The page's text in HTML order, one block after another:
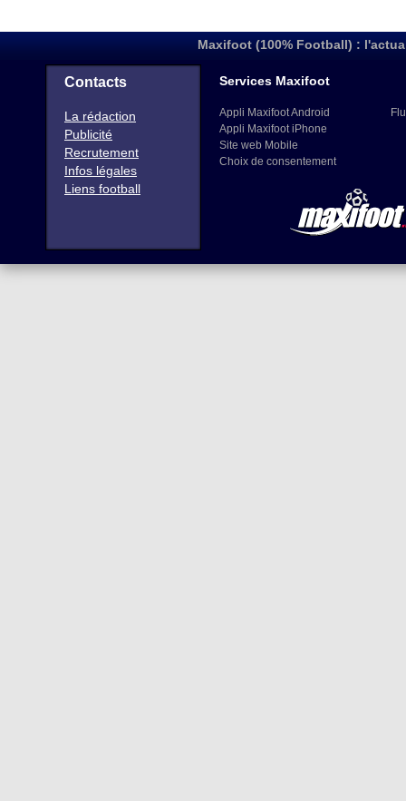
Maxifoot (100% Football) :
Contacts
La rédaction
Publicité
Recrutement
Infos légales
Liens football
Services Maxifoot
Appli Maxifoot Android
Appli Maxifoot iPhone
Site web Mobile
Choix de consentement